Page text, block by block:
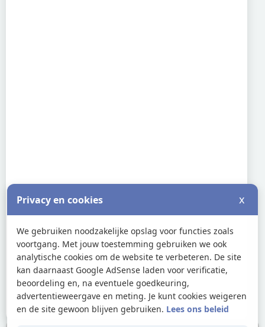
Privacy en cookies x
We gebruiken noodzakelijke opslag voor functies zoals
voortgang. Met jouw toestemming gebruiken we ook
analytische cookies om de website te verbeteren. De site
kan daarnaast Google AdSense laden voor verificatie,
beoordeling en, na eventuele goedkeuring,
advertentieweergave en meting. Je kunt cookies weigeren
en de site gewoon blijven gebruiken. Lees ons beleid